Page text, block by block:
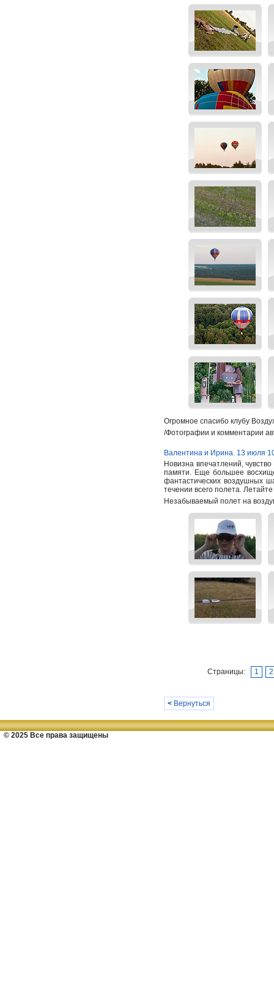
Огромное спасибо клубу
/Фотографии и комментарии
Валентина и Ирина. 13 июля
Новизна впечатлений,
памяти. Еще большее
фантастических воздушных
течении всего полета.
Незабываемый полет на
Страницы: 1 2
< Вернуться
© 2025 Все права защищены